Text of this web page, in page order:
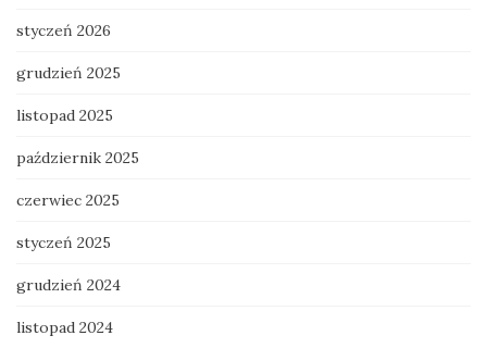
styczeń 2026
grudzień 2025
listopad 2025
październik 2025
czerwiec 2025
styczeń 2025
grudzień 2024
listopad 2024